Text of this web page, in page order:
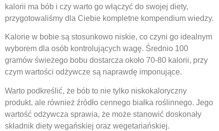
kalorii ma bób i czy warto go włączyć do swojej diety,
przygotowaliśmy dla Ciebie kompletne kompendium wiedzy.
Kalorie w bobie są stosunkowo niskie, co czyni go idealnym
wyborem dla osób kontrolujących wagę. Średnio 100
gramów świeżego bobu dostarcza około 70-80 kalorii, przy
czym wartości odżywcze są naprawdę imponujące.
Warto podkreślić, że bób to nie tylko niskokaloryczny
produkt, ale również źródło cennego białka roślinnego. Jego
wartość odżywcza sprawia, że może stanowić doskonały
składnik diety wegańskiej oraz wegetariańskiej.